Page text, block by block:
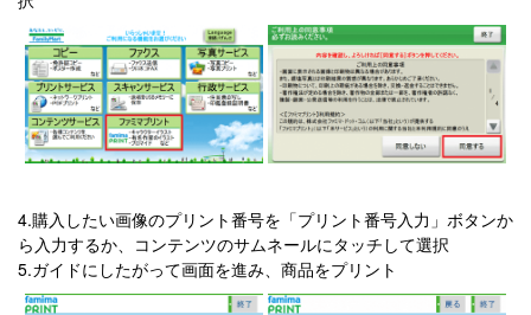
4.購入したい画像のプリント番号を「プリント番号入力」ボタンか
ら入力するか、コンテンツのサムネールにタッチして選択
5.ガイドにしたがって画面を進み、商品をプリント